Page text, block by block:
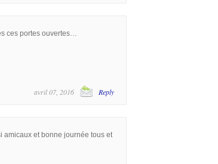
ces portes ouvertes…
avril 07, 2016 Reply
amicaux et bonne journée tous et